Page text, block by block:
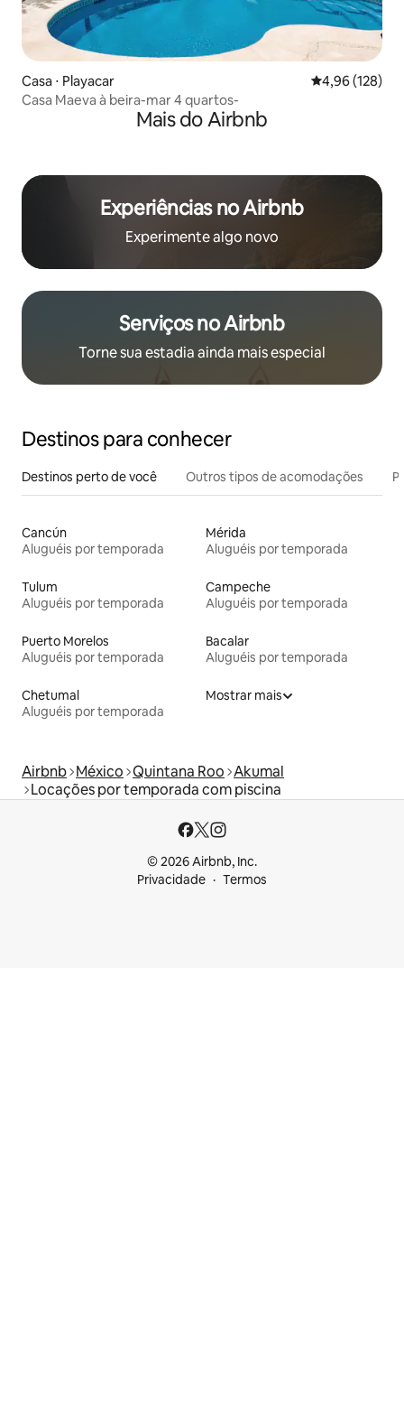
Casa ⋅ Playacar 4,96 de uma
4,96 (128)
Casa Maeva à beira-mar 4 quartos-
Mais do Airbnb
Experiências no Airbnb
Experimente algo novo
Serviços no Airbnb
Torne sua estadia ainda mais especial
Destinos para conhecer
Destinos perto de você Outros tipos de acomodações
Cancún
Aluguéis por temporada
Mérida
Aluguéis por temporada
Tulum
Aluguéis por temporada
Campeche
Aluguéis por temporada
Puerto Morelos
Aluguéis por temporada
Bacalar
Aluguéis por temporada
Chetumal
Aluguéis por temporada
Mostrar mais
Airbnb México Quintana Roo Akumal
Locações por temporada com piscina
© 2026 Airbnb, Inc.
Privacidade
Termos